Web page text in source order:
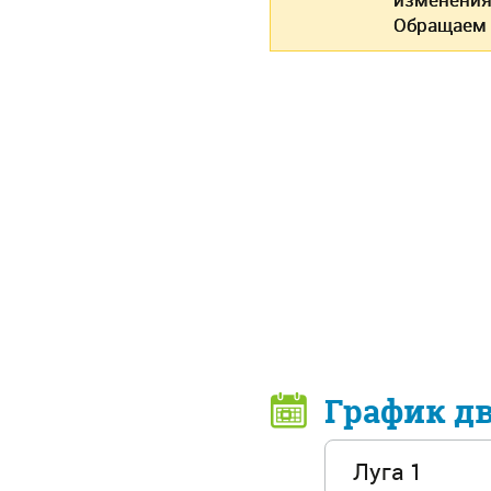
Обращаем
График